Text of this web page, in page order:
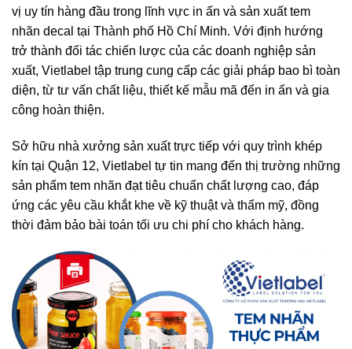
vị uy tín hàng đầu trong lĩnh vực in ấn và sản xuất tem
nhãn decal tại Thành phố Hồ Chí Minh. Với định hướng
trở thành đối tác chiến lược của các doanh nghiệp sản
xuất, Vietlabel tập trung cung cấp các giải pháp bao bì toàn
diện, từ tư vấn chất liệu, thiết kế mẫu mã đến in ấn và gia
công hoàn thiện.
Sở hữu nhà xưởng sản xuất trực tiếp với quy trình khép
kín tại Quận 12, Vietlabel tự tin mang đến thị trường những
sản phẩm tem nhãn đạt tiêu chuẩn chất lượng cao, đáp
ứng các yêu cầu khắt khe về kỹ thuật và thẩm mỹ, đồng
thời đảm bảo bài toán tối ưu chi phí cho khách hàng.